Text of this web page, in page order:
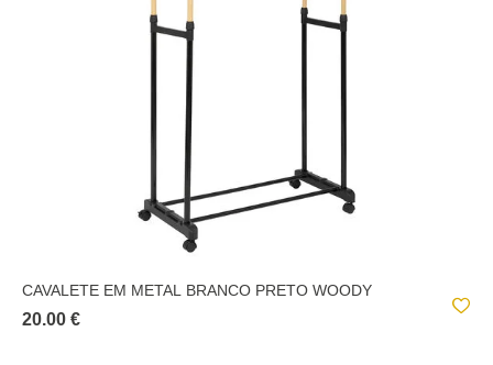
CAVALETE EM METAL BRANCO PRETO WOODY
20.00 €